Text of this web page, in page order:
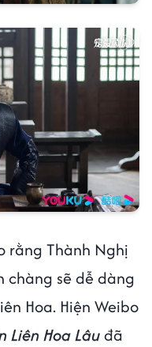
rằng Thành Nghị
chàng sẽ dễ dàng
Hoa. Hiện Weibo
Liên Hoa Lâuđã